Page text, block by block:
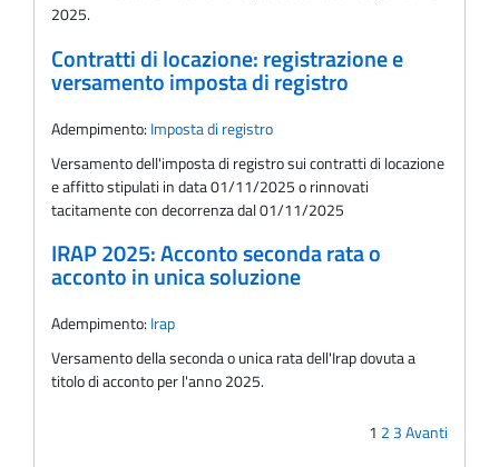
2025.
Contratti di locazione: registrazione e
versamento imposta di registro
Adempimento: Imposta di registro
Versamento dell'imposta di registro sui contratti di locazione
e affitto stipulati in data 01/11/2025 o rinnovati
tacitamente con decorrenza dal 01/11/2025
IRAP 2025: Acconto seconda rata o
acconto in unica soluzione
Adempimento: Irap
Versamento della seconda o unica rata dell'Irap dovuta a
titolo di acconto per l'anno 2025.
1 2 3Avanti